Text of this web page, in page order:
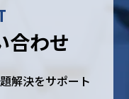
合わせ
解決をサポート